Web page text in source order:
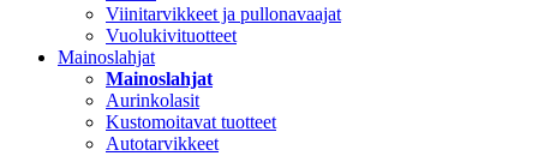
Viinitarvikkeet ja pullonavaajat
Vuolukivituotteet
Mainoslahjat
Mainoslahjat
Aurinkolasit
Kustomoitavat tuotteet
Autotarvikkeet